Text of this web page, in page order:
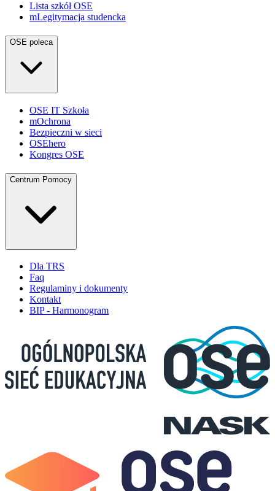
Lista szkół OSE
mLegitymacja studencka
OSE poleca
OSE IT Szkoła
mOchrona
Bezpieczni w sieci
OSEhero
Kongres OSE
Centrum Pomocy
Dla TRS
Faq
Regulaminy i dokumenty
Kontakt
BIP - Harmonogram